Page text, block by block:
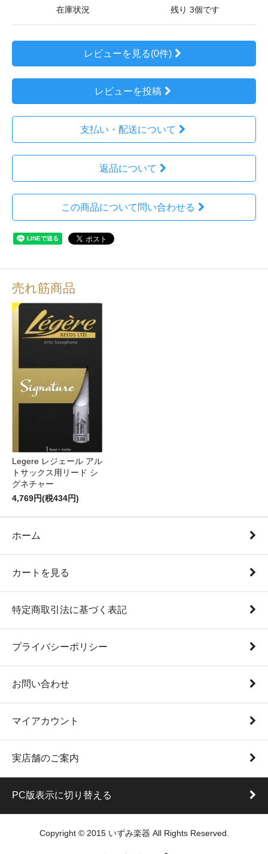
在庫状況 残り 3個です
レビューを見る(0件)
レビューを投稿
支払い・配送について
返品について
この商品について問い合わせる
売れ筋商品
Legere レジェール アル
トサックス用リード シ
グネチャー
4,769円(税434円)
ホーム
カートを見る
特定商取引法に基づく表記
プライバシーポリシー
お問い合わせ
マイアカウント
実店舗のご案内
PC版表示に切り替える
Copyright © 2015 いずみ楽器 All Rights Reserved.